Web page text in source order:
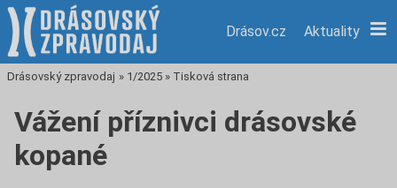
Drásov.cz Aktuality
Drásovský zpravodaj » 1/2025 » Tisková strana
Vážení příznivci drásovské
kopané